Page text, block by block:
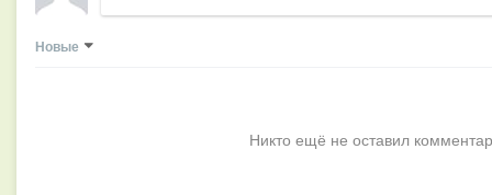
Новые
Никто ещё не оставил